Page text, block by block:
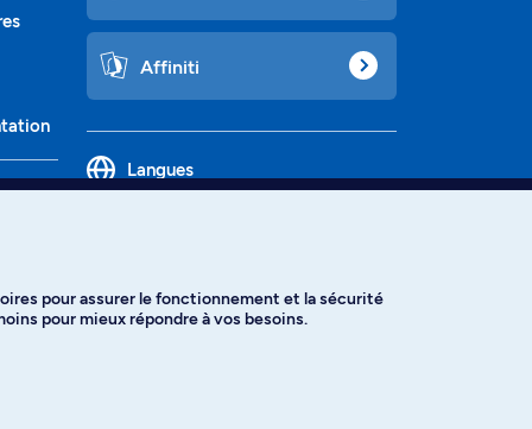
Affiniti
Langues
pour assurer le fonctionnement et la sécurité
pour mieux répondre à vos besoins.